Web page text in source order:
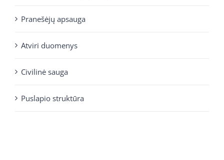
Pranešėjų apsauga
Atviri duomenys
Civilinė sauga
Puslapio struktūra